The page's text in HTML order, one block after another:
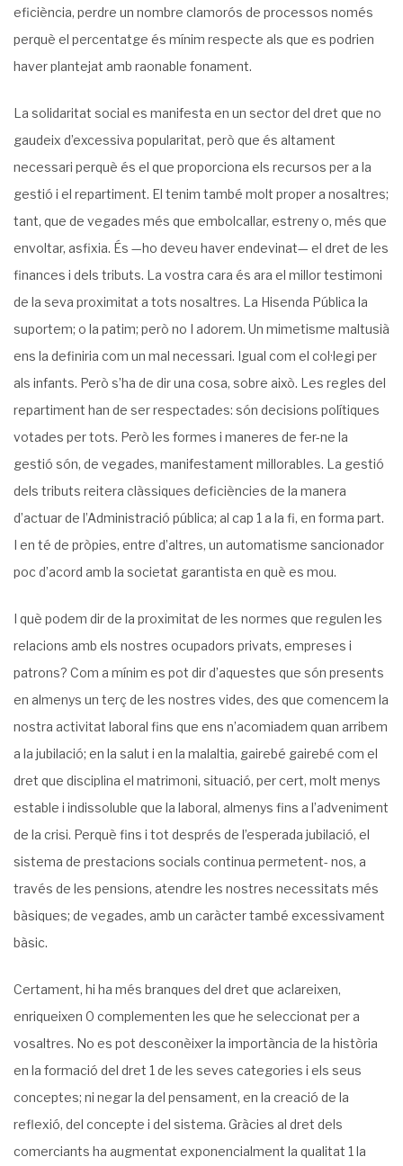
eficiència, perdre un nombre clamorós de processos només
perquè el percentatge és mínim respecte als que es podrien
haver plantejat amb raonable fonament.
La solidaritat social es manifesta en un sector del dret que no
gaudeix d’excessiva popularitat, però que és altament
necessari perquè és el que proporciona els recursos per a la
gestió i el repartiment. El tenim també molt proper a nosaltres;
tant, que de vegades més que embolcallar, estreny o, més que
envoltar, asfixia. És —ho deveu haver endevinat— el dret de les
finances i dels tributs. La vostra cara és ara el millor testimoni
de la seva proximitat a tots nosaltres. La Hisenda Pública la
suportem; o la patim; però no I adorem. Un mimetisme maltusià
ens la definiria com un mal necessari. Igual com el col·legi per
als infants. Però s’ha de dir una cosa, sobre això. Les regles del
repartiment han de ser respectades: són decisions polítiques
votades per tots. Però les formes i mane­res de fer-ne la
gestió són, de vegades, manifestament millorables. La gestió
dels tributs reitera clàssiques deficiències de la manera
d’actuar de l’Administració pública; al cap 1 a la fi, en forma part.
I en té de pròpies, entre d’altres, un automatisme sancionador
poc d’acord amb la societat garantista en què es mou.
I què podem dir de la proximitat de les normes que regulen les
relacions amb els nos­tres ocupadors privats, empreses i
patrons? Com a mínim es pot dir d’aquestes que són presents
en almenys un terç de les nostres vides, des que comencem la
nostra activitat laboral fins que ens n’acomiadem quan arribem
a la jubilació; en la salut i en la malaltia, gairebé gairebé com el
dret que disciplina el matrimoni, situació, per cert, molt menys
estable i indissoluble que la laboral, almenys fins a l’adveniment
de la crisi. Perquè fins i tot després de l’esperada jubilació, el
sistema de prestacions socials continua permetent- nos, a
través de les pensions, atendre les nostres necessitats més
bàsiques; de vegades, amb un caràcter també excessivament
bàsic.
Certament, hi ha més branques del dret que aclareixen,
enriqueixen 0 complemen­ten les que he seleccionat per a
vosaltres. No es pot desconèixer la importància de la història
en la formació del dret 1 de les seves categories i els seus
conceptes; ni negar la del pensament, en la creació de la
reflexió, del concepte i del sistema. Gràcies al dret dels
comerciants ha augmentat exponencialment la qualitat 1 la